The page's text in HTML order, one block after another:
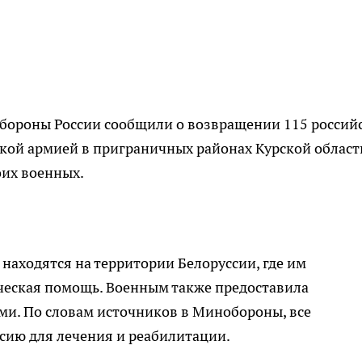
России сообщили о возвращении 115
армией в приграничных районах Курской
военных.
на территории Белоруссии, где им
помощь. Военным также предоставила
По словам источников в Минобороны, все
для лечения и реабилитации.